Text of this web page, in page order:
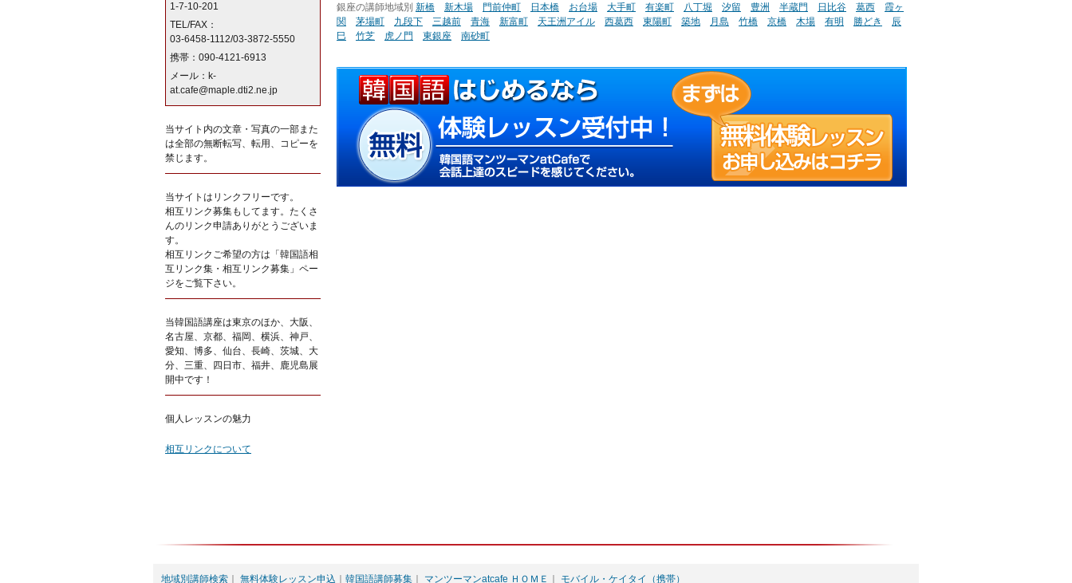
銀座の講師地域別 新橋 新木場 門前仲町 日本橋 お台場 大手町 有楽町 八丁堀 汐留 豊洲 半蔵門 日比谷 葛西
霞ヶ
関
茅場町 九段下 三越前 青海 新富町 天王洲アイル 西葛西 東陽町 築地 月島 竹橋 京橋 木場 有明 勝どき
辰
巳
竹芝 虎ノ門 東銀座 南砂町
1-7-10-201
TEL/FAX：
03-6458-1112/03-3872-5550
携帯：090-4121-6913
メール：k-
at.cafe@maple.dti2.ne.jp
当サイト内の文章・写真の一部また
は全部の無断転写、転用、コピーを
禁じます。
当サイトはリンクフリーです。
相互リンク募集もしてます。たくさ
んのリンク申請ありがとうございま
す。
相互リンクご希望の方は「韓国語相
互リンク集・相互リンク募集」ペー
ジをご覧下さい。
当韓国語講座は東京のほか、大阪、
名古屋、京都、福岡、横浜、神戸、
愛知、博多、仙台、長崎、茨城、大
分、三重、四日市、福井、鹿児島展
開中です！
個人レッスンの魅力
相互リンクについて
地域別講師検索 無料体験レッスン申込 韓国語講師募集 マンツーマンatcafe ＨＯＭＥ モバイル・ケイタイ（携帯）